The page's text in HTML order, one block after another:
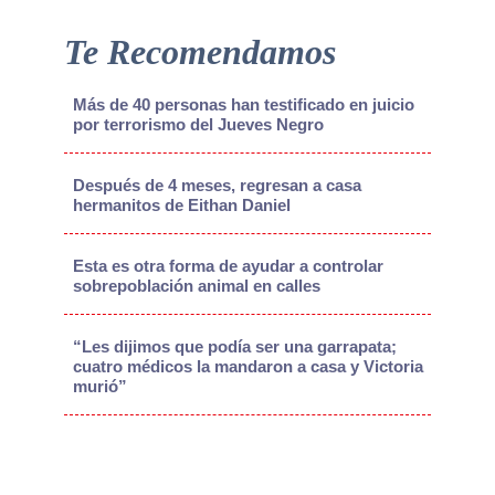
Te Recomendamos
Más de 40 personas han testificado en juicio
por terrorismo del Jueves Negro
Después de 4 meses, regresan a casa
hermanitos de Eithan Daniel
Esta es otra forma de ayudar a controlar
sobrepoblación animal en calles
“Les dijimos que podía ser una garrapata;
cuatro médicos la mandaron a casa y Victoria
murió”